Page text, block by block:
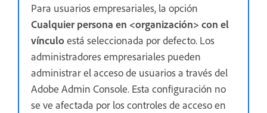
Para usuarios empresariales, la opción
Cualquier persona en <organización> con el
vínculoestá seleccionada por defecto. Los
administradores empresariales pueden
administrar el acceso de usuarios a través del
Adobe Admin Console. Esta configuración no
se ve afectada por los controles de acceso en